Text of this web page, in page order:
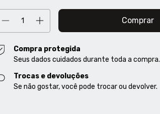
Compra protegida
Seus dados cuidados durante toda a compra.
Trocas e devoluções
Se não gostar, você pode trocar ou devolver.